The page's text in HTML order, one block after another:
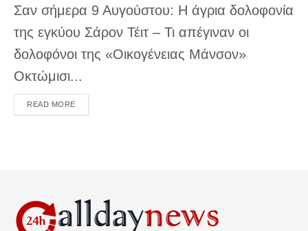
Σαν σήμερα 9 Αυγούστου: Η άγρια δολοφονία
της εγκύου Σάρον Τέιτ – Τι απέγιναν οι
δολοφόνοι της «Οικογένειας Μάνσον»
Οκτώμισι...
READ MOREDETAILS